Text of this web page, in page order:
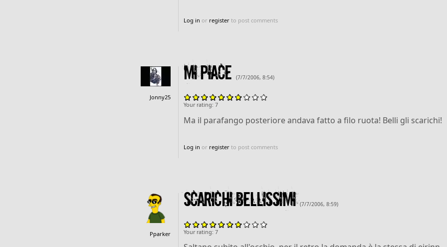
Log in or register to post comments
Jonny25
Mi piace (7/7/2006, 8:54)
Your rating: 7
Ma il parafango posteriore andava fatto a filo ruota! Belli gli scarichi!
Log in or register to post comments
Pparker
Scarichi bellissimi (7/7/2006, 8:59)
Your rating: 7